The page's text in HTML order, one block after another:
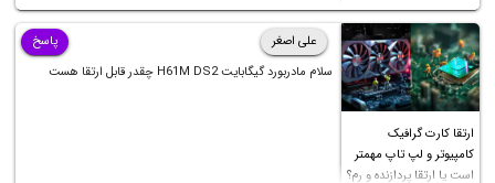
ورد
ارتقا کارت گرافیک
کامپیوتر و لپ تاپ مهمتر
است یا ارتقا پردازنده و رم؟
علی اصغر
سلام مادربورد گیگابایت H61M DS2 چقدر قابل ارتقا هست
پاسخ